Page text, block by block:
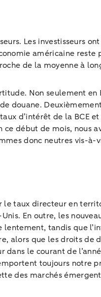
Les investisseurs
américaine reste
de la moyenne à
Non seulement
douane.
d’intérêt de la BCE
début de mois, nous
donc neutres vis-à-
le taux directeur en
En outre, les
lentement, tandis que
alors que les droits de
dans le courant de
toujours notre
des marchés